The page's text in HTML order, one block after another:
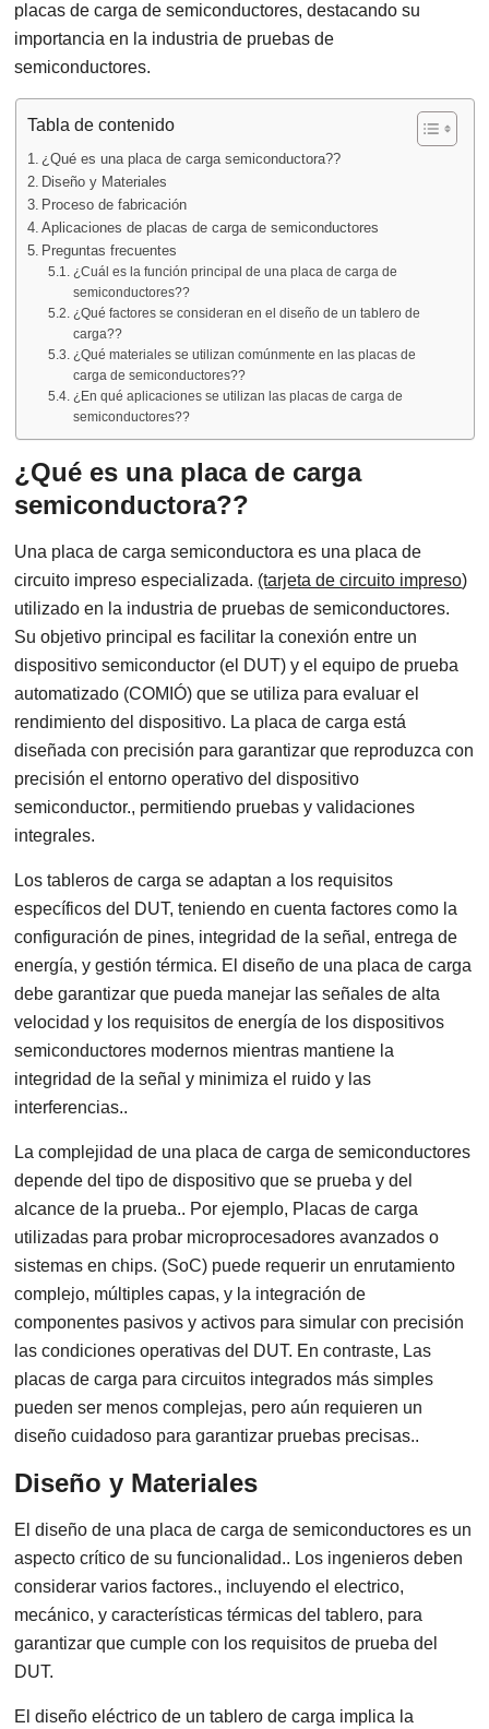
placas de carga de semiconductores, destacando su
importancia en la industria de pruebas de
semiconductores.
Tabla de contenido
¿Qué es una placa de carga semiconductora??
Diseño y Materiales
Proceso de fabricación
Aplicaciones de placas de carga de semiconductores
Preguntas frecuentes
¿Cuál es la función principal de una placa de carga de
semiconductores??
¿Qué factores se consideran en el diseño de un tablero de
carga??
¿Qué materiales se utilizan comúnmente en las placas de
carga de semiconductores??
¿En qué aplicaciones se utilizan las placas de carga de
semiconductores??
¿Qué es una placa de carga
semiconductora??
Una placa de carga semiconductora es una placa de
circuito impreso especializada. (tarjeta de circuito impreso)
utilizado en la industria de pruebas de semiconductores.
Su objetivo principal es facilitar la conexión entre un
dispositivo semiconductor (el DUT) y el equipo de prueba
automatizado (COMIÓ) que se utiliza para evaluar el
rendimiento del dispositivo. La placa de carga está
diseñada con precisión para garantizar que reproduzca con
precisión el entorno operativo del dispositivo
semiconductor., permitiendo pruebas y validaciones
integrales.
Los tableros de carga se adaptan a los requisitos
específicos del DUT, teniendo en cuenta factores como la
configuración de pines, integridad de la señal, entrega de
energía, y gestión térmica. El diseño de una placa de carga
debe garantizar que pueda manejar las señales de alta
velocidad y los requisitos de energía de los dispositivos
semiconductores modernos mientras mantiene la
integridad de la señal y minimiza el ruido y las
interferencias..
La complejidad de una placa de carga de semiconductores
depende del tipo de dispositivo que se prueba y del
alcance de la prueba.. Por ejemplo, Placas de carga
utilizadas para probar microprocesadores avanzados o
sistemas en chips. (SoC) puede requerir un enrutamiento
complejo, múltiples capas, y la integración de
componentes pasivos y activos para simular con precisión
las condiciones operativas del DUT. En contraste, Las
placas de carga para circuitos integrados más simples
pueden ser menos complejas, pero aún requieren un
diseño cuidadoso para garantizar pruebas precisas..
Diseño y Materiales
El diseño de una placa de carga de semiconductores es un
aspecto crítico de su funcionalidad.. Los ingenieros deben
considerar varios factores., incluyendo el electrico,
mecánico, y características térmicas del tablero, para
garantizar que cumple con los requisitos de prueba del
DUT.
El diseño eléctrico de un tablero de carga implica la